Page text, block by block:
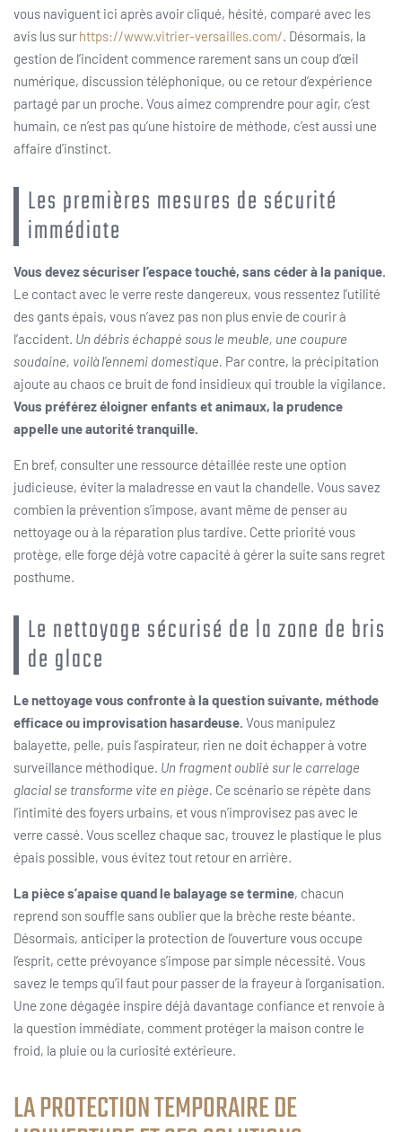
vous naviguent ici après avoir cliqué, hésité, comparé avec les
avis lus sur https://www.vitrier-versailles.com/. Désormais, la
gestion de l’incident commence rarement sans un coup d’œil
numérique, discussion téléphonique, ou ce retour d’expérience
partagé par un proche. Vous aimez comprendre pour agir, c’est
humain, ce n’est pas qu’une histoire de méthode, c’est aussi une
affaire d’instinct.
Les premières mesures de sécurité
immédiate
Vous devez sécuriser l’espace touché, sans céder à la panique.
Le contact avec le verre reste dangereux, vous ressentez l’utilité
des gants épais, vous n’avez pas non plus envie de courir à
l’accident. Un débris échappé sous le meuble, une coupure
soudaine, voilà l’ennemi domestique. Par contre, la précipitation
ajoute au chaos ce bruit de fond insidieux qui trouble la vigilance.
Vous préférez éloigner enfants et animaux, la prudence
appelle une autorité tranquille.
En bref, consulter une ressource détaillée reste une option
judicieuse, éviter la maladresse en vaut la chandelle. Vous savez
combien la prévention s’impose, avant même de penser au
nettoyage ou à la réparation plus tardive. Cette priorité vous
protège, elle forge déjà votre capacité à gérer la suite sans regret
posthume.
Le nettoyage sécurisé de la zone de bris
de glace
Le nettoyage vous confronte à la question suivante, méthode
efficace ou improvisation hasardeuse. Vous manipulez
balayette, pelle, puis l’aspirateur, rien ne doit échapper à votre
surveillance méthodique. Un fragment oublié sur le carrelage
glacial se transforme vite en piège. Ce scénario se répète dans
l’intimité des foyers urbains, et vous n’improvisez pas avec le
verre cassé. Vous scellez chaque sac, trouvez le plastique le plus
épais possible, vous évitez tout retour en arrière.
La pièce s’apaise quand le balayage se termine, chacun
reprend son souffle sans oublier que la brèche reste béante.
Désormais, anticiper la protection de l’ouverture vous occupe
l’esprit, cette prévoyance s’impose par simple nécessité. Vous
savez le temps qu’il faut pour passer de la frayeur à l’organisation.
Une zone dégagée inspire déjà davantage confiance et renvoie à
la question immédiate, comment protéger la maison contre le
froid, la pluie ou la curiosité extérieure.
LA PROTECTION TEMPORAIRE DE